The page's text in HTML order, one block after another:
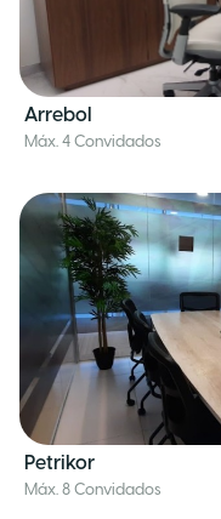
Arrebol
Máx. 4 Convidados
Petrikor
Máx. 8 Convidados